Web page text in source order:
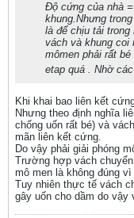
Độ cứng của nhà
khung.Nhưng
là để chịu tải
vách và khung coi
mômen phải rất
etap quá . Nhờ
Khi khai bao liên kết
Nhưng theo định nghĩa
chống uốn rất bé) và
mãn liên kết cứng.
Do vậy phải giải phóng
Trường hợp vách
mô men là không đúng
Tuy nhiên thực tế vách
gây uốn cho dầm do vậy